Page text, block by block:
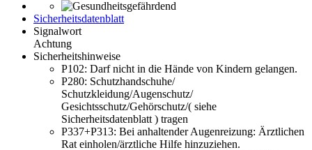
Sicherheitsdatenblatt
Signalwort
Achtung
Sicherheitshinweise
P102: Darf nicht in die Hände von Kindern gelangen.
P280: Schutzhandschuhe/
Schutzkleidung/Augenschutz/
Gesichtsschutz/Gehörschutz/( siehe
Sicherheitsdatenblatt ) tragen
P337+P313: Bei anhaltender Augenreizung: Ärztlichen
Rat einholen/ärztliche Hilfe hinzuziehen.